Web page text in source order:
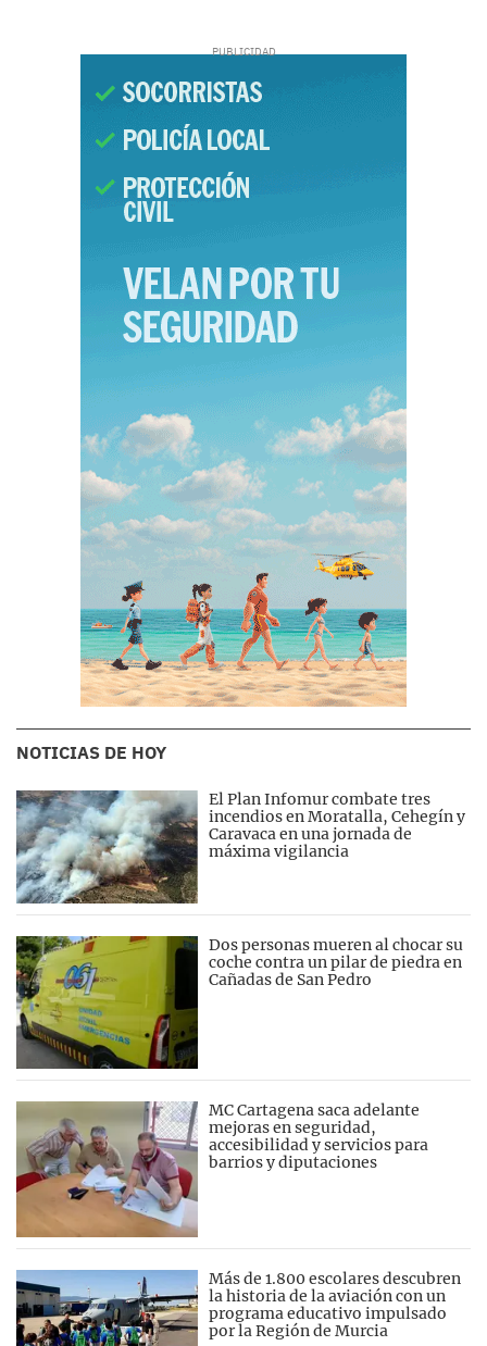
NOTICIAS DE HOY
El Plan Infomur combate tres
incendios en Moratalla, Cehegín y
Caravaca en una jornada de
máxima vigilancia
Dos personas mueren al chocar su
coche contra un pilar de piedra en
Cañadas de San Pedro
MC Cartagena saca adelante
mejoras en seguridad,
accesibilidad y servicios para
barrios y diputaciones
Más de 1.800 escolares descubren
la historia de la aviación con un
programa educativo impulsado
por la Región de Murcia